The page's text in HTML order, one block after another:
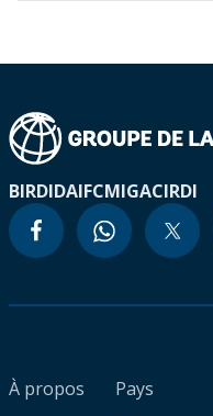
BIRDIDAIFCMIGACIRDI
À propos
Pays